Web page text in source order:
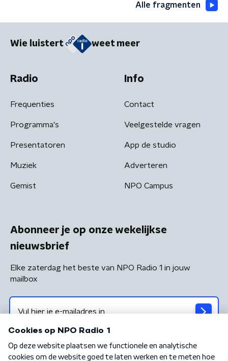
Alle fragmenten
Wie luistert weet meer
Radio
Frequenties
Programma's
Presentatoren
Muziek
Gemist
Info
Contact
Veelgestelde vragen
App de studio
Adverteren
NPO Campus
Abonneer je op onze wekelijkse
nieuwsbrief
Elke zaterdag het beste van NPO Radio 1 in jouw
mailbox